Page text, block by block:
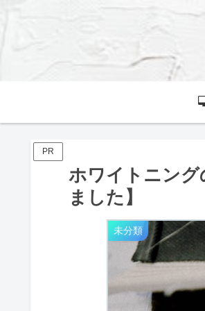
PR
ホワイトニング
ました】
未分類